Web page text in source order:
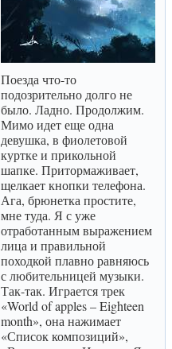
Поезда что-то
подозрительно долго не
было. Ладно. Продолжим.
Мимо идет еще одна
девушка, в фиолетовой
куртке и прикольной
шапке. Притормаживает,
щелкает кнопки телефона.
Ага, брюнетка простите,
мне туда. Я с уже
отработанным выражением
лица и правильной
походкой плавно равняюсь
с любительницей музыки.
Так-так. Играется трек
«World of apples – Eighteen
month», она нажимает
«Список композиций»,